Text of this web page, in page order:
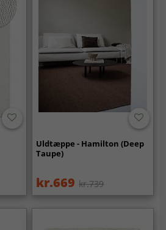
Uldtæppe - Hamilton (Deep
Taupe)
kr.669 kr.739